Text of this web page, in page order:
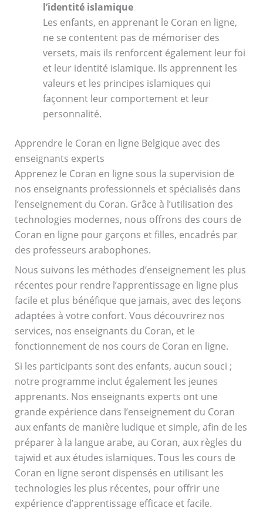
l’identité islamique
Les enfants, en apprenant le Coran en ligne,
ne se contentent pas de mémoriser des
versets, mais ils renforcent également leur foi
et leur identité islamique. Ils apprennent les
valeurs et les principes islamiques qui
façonnent leur comportement et leur
personnalité.
Apprendre le Coran en ligne Belgique avec des
enseignants experts
Apprenez le Coran en ligne sous la supervision de
nos enseignants professionnels et spécialisés dans
l’enseignement du Coran. Grâce à l’utilisation des
technologies modernes, nous offrons des cours de
Coran en ligne pour garçons et filles, encadrés par
des professeurs arabophones.
Nous suivons les méthodes d’enseignement les plus
récentes pour rendre l’apprentissage en ligne plus
facile et plus bénéfique que jamais, avec des leçons
adaptées à votre confort. Vous découvrirez nos
services, nos enseignants du Coran, et le
fonctionnement de nos cours de Coran en ligne.
Si les participants sont des enfants, aucun souci ;
notre programme inclut également les jeunes
apprenants. Nos enseignants experts ont une
grande expérience dans l’enseignement du Coran
aux enfants de manière ludique et simple, afin de les
préparer à la langue arabe, au Coran, aux règles du
tajwid et aux études islamiques. Tous les cours de
Coran en ligne seront dispensés en utilisant les
technologies les plus récentes, pour offrir une
expérience d’apprentissage efficace et facile.